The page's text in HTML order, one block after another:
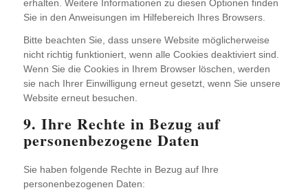
erhalten. Weitere Informationen zu diesen Optionen finden
Sie in den Anweisungen im Hilfebereich Ihres Browsers.
Bitte beachten Sie, dass unsere Website möglicherweise
nicht richtig funktioniert, wenn alle Cookies deaktiviert sind.
Wenn Sie die Cookies in Ihrem Browser löschen, werden
sie nach Ihrer Einwilligung erneut gesetzt, wenn Sie unsere
Website erneut besuchen.
9. Ihre Rechte in Bezug auf
personenbezogene Daten
Sie haben folgende Rechte in Bezug auf Ihre
personenbezogenen Daten: